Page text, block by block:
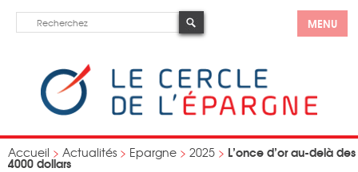
MENU
Accueil > Actualités > Epargne > 2025 > L’once d’or au-delà des
4000 dollars